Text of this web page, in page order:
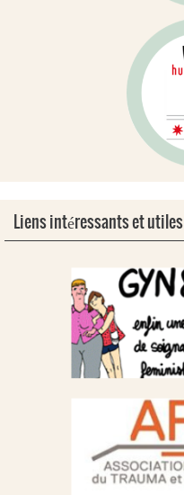
Liens intéressants et utiles